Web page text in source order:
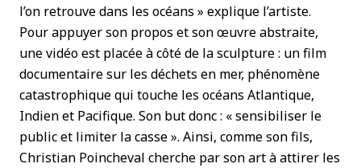
l’on retrouve dans les océans » explique l’artiste.
Pour appuyer son propos et son œuvre abstraite,
une vidéo est placée à côté de la sculpture : un film
documentaire sur les déchets en mer, phénomène
catastrophique qui touche les océans Atlantique,
Indien et Pacifique. Son but donc : « sensibiliser le
public et limiter la casse ». Ainsi, comme son fils,
Christian Poincheval cherche par son art à attirer les